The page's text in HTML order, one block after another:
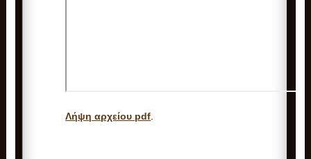
Λήψη αρχείου pdf